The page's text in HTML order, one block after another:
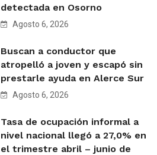
detectada en Osorno
Agosto 6, 2026
Buscan a conductor que
atropelló a joven y escapó sin
prestarle ayuda en Alerce Sur
Agosto 6, 2026
Tasa de ocupación informal a
nivel nacional llegó a 27,0% en
el trimestre abril – junio de